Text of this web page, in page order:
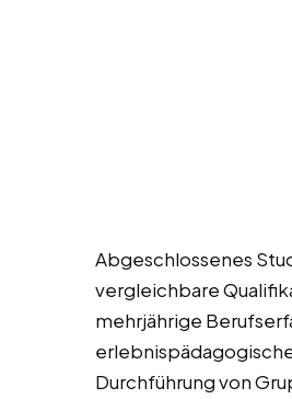
Abgeschlossenes
vergleichbare
mehrjährige
Durchführung von